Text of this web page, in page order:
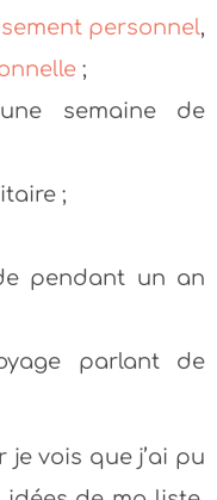
personnel,
;
semaine de
;
pendant un an
parlant de
je vois que j’ai pu